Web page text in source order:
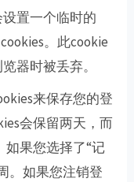
置一个临时的
。此cookie
器时被丢弃。
来保存您的登
会保留两天，而
如果您选择了“记
。如果您注销登